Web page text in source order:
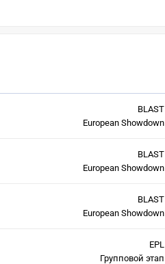
BLAST
European Showdown
BLAST
European Showdown
BLAST
European Showdown
EPL
Групповой этап